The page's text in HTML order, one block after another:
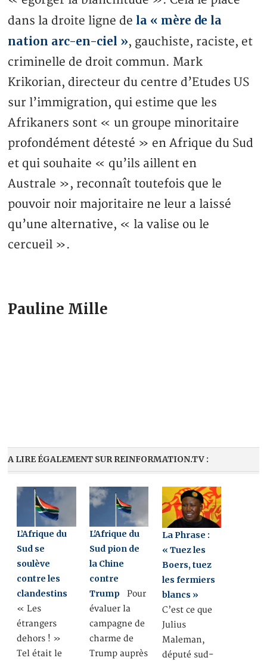
dans la droite ligne de la « mère de la
nation arc-en-ciel », gauchiste, raciste, et
criminelle de droit commun. Mark
Krikorian, directeur du centre d’Etudes US
sur l’immigration, qui estime que les
Afrikaners sont « un groupe minoritaire
profondément détesté » en Afrique du Sud
et qui souhaite « qu’ils aillent en
Australe », reconnaît toutefois que le
pouvoir noir majoritaire ne leur a laissé
qu’une alternative, « la valise ou le
cercueil ».
Pauline Mille
A LIRE ÉGALEMENT SUR REINFORMATION.TV :
L’Afrique du
Sud se
soulève
contre les
clandestins
« Les
étrangers
dehors ! »
Tel était le
L'Afrique du
Sud pion de
la Chine
contre
Trump Pour
évaluer la
campagne de
charme de
Trump auprès
La Phrase :
« Tuez les
Boers, tuez
les fermiers
blancs »
C’est ce que
Julius
Maleman,
député sud-